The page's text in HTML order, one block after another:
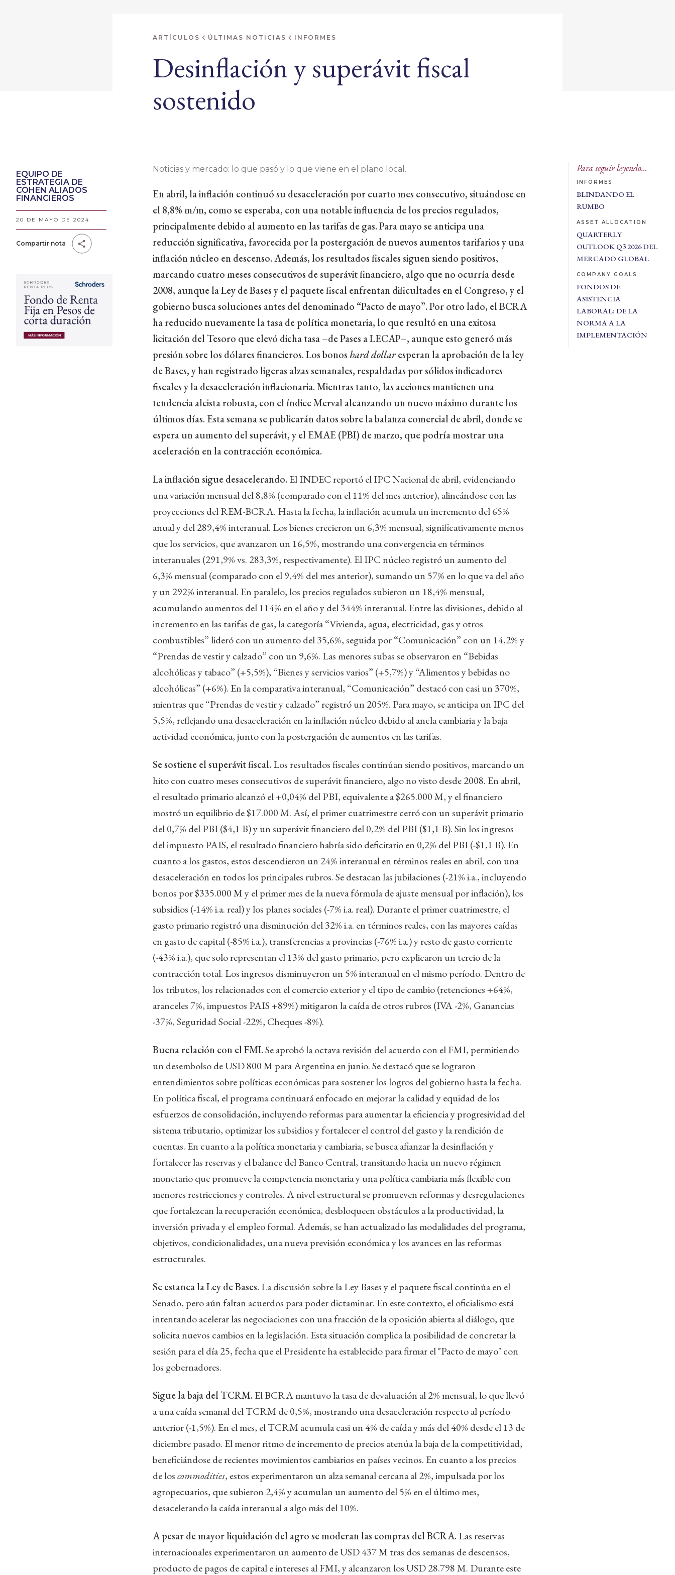
ARTÍCULOS ÚLTIMAS NOTICIAS INFORMES
Desinflación y superávit fiscal
sostenido
EQUIPO DE
ESTRATEGIA DE
COHEN ALIADOS
FINANCIEROS
20 DE MAYO DE 2024
Compartir nota
Noticias y mercado: lo que pasó y lo que viene en el plano local.
En abril, la inflación continuó su desaceleración por cuarto mes consecutivo, situándose en
el 8,8% m/m, como se esperaba, con una notable influencia de los precios regulados,
principalmente debido al aumento en las tarifas de gas. Para mayo se anticipa una
reducción significativa, favorecida por la postergación de nuevos aumentos tarifarios y una
inflación núcleo en descenso. Además, los resultados fiscales siguen siendo positivos,
marcando cuatro meses consecutivos de superávit financiero, algo que no ocurría desde
2008, aunque la Ley de Bases y el paquete fiscal enfrentan dificultades en el Congreso, y el
gobierno busca soluciones antes del denominado “Pacto de mayo”. Por otro lado, el BCRA
ha reducido nuevamente la tasa de política monetaria, lo que resultó en una exitosa
licitación del Tesoro que elevó dicha tasa –de Pases a LECAP–, aunque esto generó más
presión sobre los dólares financieros. Los bonos hard dollaresperan la aprobación de la ley
de Bases, y han registrado ligeras alzas semanales, respaldadas por sólidos indicadores
fiscales y la desaceleración inflacionaria. Mientras tanto, las acciones mantienen una
tendencia alcista robusta, con el índice Merval alcanzando un nuevo máximo durante los
últimos días. Esta semana se publicarán datos sobre la balanza comercial de abril, donde se
espera un aumento del superávit, y el EMAE (PBI) de marzo, que podría mostrar una
aceleración en la contracción económica.
La inflación sigue desacelerando. El INDEC reportó el IPC Nacional de abril, evidenciando
una variación mensual del 8,8% (comparado con el 11% del mes anterior), alineándose con las
proyecciones del REM-BCRA. Hasta la fecha, la inflación acumula un incremento del 65%
anual y del 289,4% interanual. Los bienes crecieron un 6,3% mensual, significativamente menos
que los servicios, que avanzaron un 16,5%, mostrando una convergencia en términos
interanuales (291,9% vs. 283,3%, respectivamente). El IPC núcleo registró un aumento del
6,3% mensual (comparado con el 9,4% del mes anterior), sumando un 57% en lo que va del año
y un 292% interanual. En paralelo, los precios regulados subieron un 18,4% mensual,
acumulando aumentos del 114% en el año y del 344% interanual. Entre las divisiones, debido al
incremento en las tarifas de gas, la categoría “Vivienda, agua, electricidad, gas y otros
combustibles” lideró con un aumento del 35,6%, seguida por “Comunicación” con un 14,2% y
“Prendas de vestir y calzado” con un 9,6%. Las menores subas se observaron en “Bebidas
alcohólicas y tabaco” (+5,5%), “Bienes y servicios varios” (+5,7%) y “Alimentos y bebidas no
alcohólicas” (+6%). En la comparativa interanual, “Comunicación” destacó con casi un 370%,
mientras que “Prendas de vestir y calzado” registró un 205%. Para mayo, se anticipa un IPC del
5,5%, reflejando una desaceleración en la inflación núcleo debido al ancla cambiaria y la baja
actividad económica, junto con la postergación de aumentos en las tarifas.
Se sostiene el superávit fiscal. Los resultados fiscales continúan siendo positivos, marcando un
hito con cuatro meses consecutivos de superávit financiero, algo no visto desde 2008. En abril,
el resultado primario alcanzó el +0,04% del PBI, equivalente a $265.000 M, y el financiero
mostró un equilibrio de $17.000 M. Así, el primer cuatrimestre cerró con un superávit primario
del 0,7% del PBI ($4,1 B) y un superávit financiero del 0,2% del PBI ($1,1 B). Sin los ingresos
del impuesto PAIS, el resultado financiero habría sido deficitario en 0,2% del PBI (-$1,1 B). En
cuanto a los gastos, estos descendieron un 24% interanual en términos reales en abril, con una
desaceleración en todos los principales rubros. Se destacan las jubilaciones (-21% i.a., incluyendo
bonos por $335.000 M y el primer mes de la nueva fórmula de ajuste mensual por inflación), los
subsidios (-14% i.a. real) y los planes sociales (-7% i.a. real). Durante el primer cuatrimestre, el
gasto primario registró una disminución del 32% i.a. en términos reales, con las mayores caídas
en gasto de capital (-85% i.a.), transferencias a provincias (-76% i.a.) y resto de gasto corriente
(-43% i.a.), que solo representan el 13% del gasto primario, pero explicaron un tercio de la
contracción total. Los ingresos disminuyeron un 5% interanual en el mismo período. Dentro de
los tributos, los relacionados con el comercio exterior y el tipo de cambio (retenciones +64%,
aranceles 7%, impuestos PAIS +89%) mitigaron la caída de otros rubros (IVA -2%, Ganancias
-37%, Seguridad Social -22%, Cheques -8%).
Buena relación con el FMI.Se aprobó la octava revisión del acuerdo con el FMI, permitiendo
un desembolso de USD 800 M para Argentina en junio. Se destacó que se lograron
entendimientos sobre políticas económicas para sostener los logros del gobierno hasta la fecha.
En política fiscal, el programa continuará enfocado en mejorar la calidad y equidad de los
esfuerzos de consolidación, incluyendo reformas para aumentar la eficiencia y progresividad del
sistema tributario, optimizar los subsidios y fortalecer el control del gasto y la rendición de
cuentas. En cuanto a la política monetaria y cambiaria, se busca afianzar la desinflación y
fortalecer las reservas y el balance del Banco Central, transitando hacia un nuevo régimen
monetario que promueve la competencia monetaria y una política cambiaria más flexible con
menores restricciones y controles. A nivel estructural se promueven reformas y desregulaciones
que fortalezcan la recuperación económica, desbloqueen obstáculos a la productividad, la
inversión privada y el empleo formal. Además, se han actualizado las modalidades del programa,
objetivos, condicionalidades, una nueva previsión económica y los avances en las reformas
estructurales.
Se estanca la Ley de Bases. La discusión sobre la Ley Bases y el paquete fiscal continúa en el
Senado, pero aún faltan acuerdos para poder dictaminar. En este contexto, el oficialismo está
intentando acelerar las negociaciones con una fracción de la oposición abierta al diálogo, que
solicita nuevos cambios en la legislación. Esta situación complica la posibilidad de concretar la
sesión para el día 25, fecha que el Presidente ha establecido para firmar el "Pacto de mayo" con
los gobernadores.
Sigue la baja del TCRM. El BCRA mantuvo la tasa de devaluación al 2% mensual, lo que llevó
a una caída semanal del TCRM de 0,5%, mostrando una desaceleración respecto al período
anterior (-1,5%). En el mes, el TCRM acumula casi un 4% de caída y más del 40% desde el 13 de
diciembre pasado. El menor ritmo de incremento de precios atenúa la baja de la competitividad,
beneficiándose de recientes movimientos cambiarios en países vecinos. En cuanto a los precios
de loscommodities, estos experimentaron un alza semanal cercana al 2%, impulsada por los
agropecuarios, que subieron 2,4% y acumulan un aumento del 5% en el último mes,
desacelerando la caída interanual a algo más del 10%.
A pesar de mayor liquidación del agro se moderan las compras del BCRA. Las reservas
internacionales experimentaron un aumento de USD 437 M tras dos semanas de descensos,
producto de pagos de capital e intereses al FMI, y alcanzaron los USD 28.798 M. Durante este
Para seguir leyendo...
INFORMES
BLINDANDO EL
RUMBO
ASSET ALLOCATION
QUARTERLY
OUTLOOK Q3 2026 DEL
MERCADO GLOBAL
COMPANY GOALS
FONDOS DE
ASISTENCIA
LABORAL: DE LA
NORMA A LA
IMPLEMENTACIÓN